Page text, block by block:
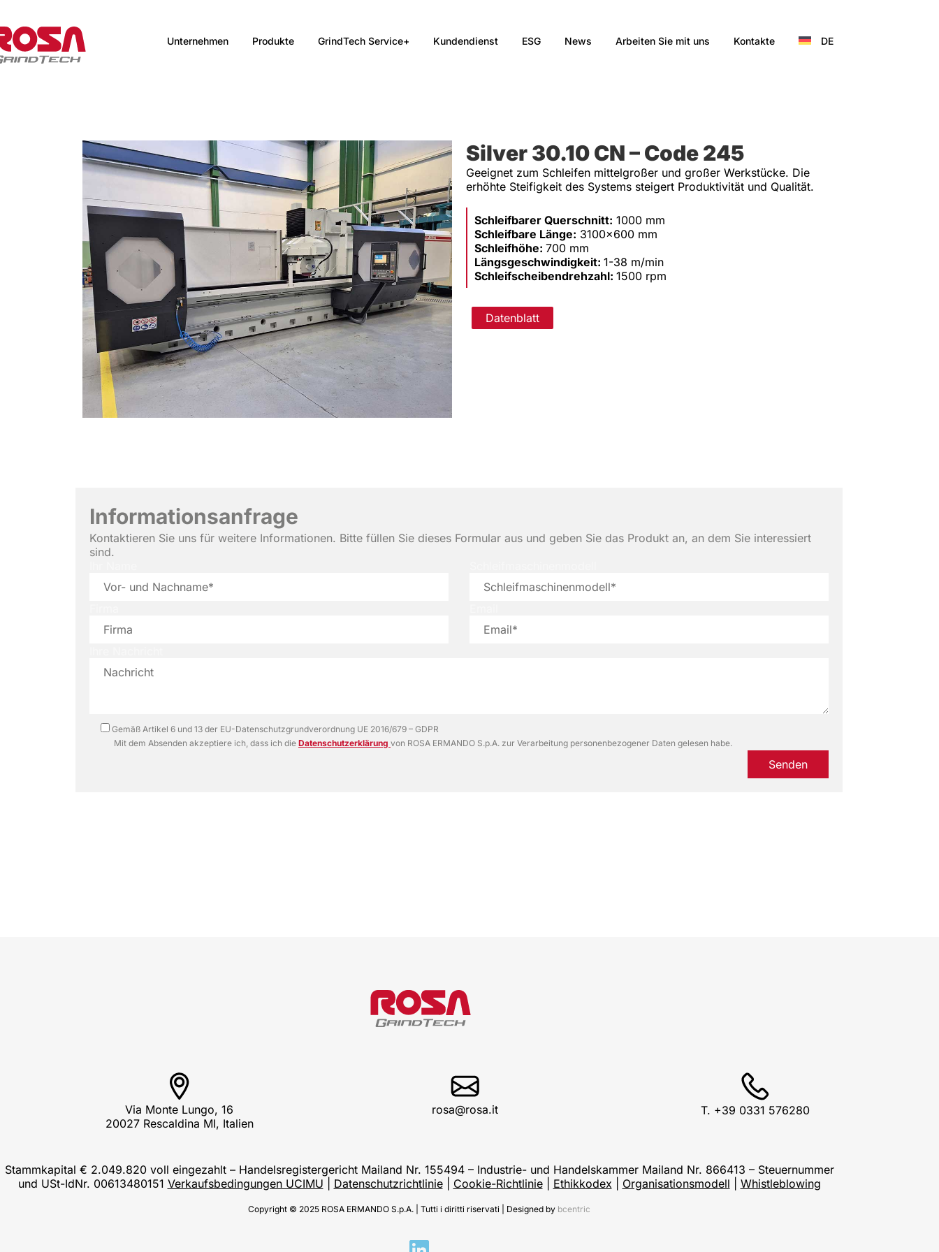
Unternehmen Produkte GrindTech Service+ Kundendienst ESG News Arbeiten Sie mit uns Kontakte DE
Silver 30.10 CN – Code 245
Geeignet zum Schleifen mittelgroßer und großer Werkstücke. Die
erhöhte Steifigkeit des Systems steigert Produktivität und Qualität.
Schleifbarer Querschnitt: 1000 mm
Schleifbare Länge: 3100×600 mm
Schleifhöhe: 700 mm
Längsgeschwindigkeit: 1-38 m/min
Schleifscheibendrehzahl: 1500 rpm
Datenblatt
Informationsanfrage
Kontaktieren Sie uns für weitere Informationen. Bitte füllen Sie dieses Formular aus und geben Sie das Produkt an, an dem Sie interessiert
sind.
Gemäß Artikel 6 und 13 der EU-Datenschutzgrundverordnung UE 2016/679 – GDPR
Mit dem Absenden akzeptiere ich, dass ich die Datenschutzerklärung von ROSA ERMANDO S.p.A. zur Verarbeitung personenbezogener Daten gelesen habe.
Via Monte Lungo, 16
20027 Rescaldina MI, Italien
rosa@rosa.it T. +39 0331 576280
Stammkapital € 2.049.820 voll eingezahlt – Handelsregistergericht Mailand Nr. 155494 – Industrie- und Handelskammer Mailand Nr. 866413 – Steuernummer
und USt-IdNr. 00613480151 Verkaufsbedingungen UCIMU Datenschutzrichtlinie| Cookie-Richtlinie| Ethikkodex Organisationsmodell Whistleblowing
Copyright © 2025 ROSA ERMANDO S.p.A. | Tutti i diritti riservati | Designed by bcentric